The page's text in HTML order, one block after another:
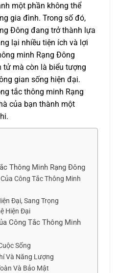
một phần không thể
gia đình. Trong số đó,
Đông đang trở thành lựa
lại nhiều tiện ích và lợi
minh Rạng Đông
tử mà còn là biểu tượng
gian sống hiện đại.
tắc thông minh Rạng
của bạn thành một
Thông Minh Rạng Đông
Công Tắc Thông Minh
Đại, Sang Trọng
Hiện Đại
Công Tắc Thông Minh
Sống
Và Năng Lượng
Và Bảo Mật